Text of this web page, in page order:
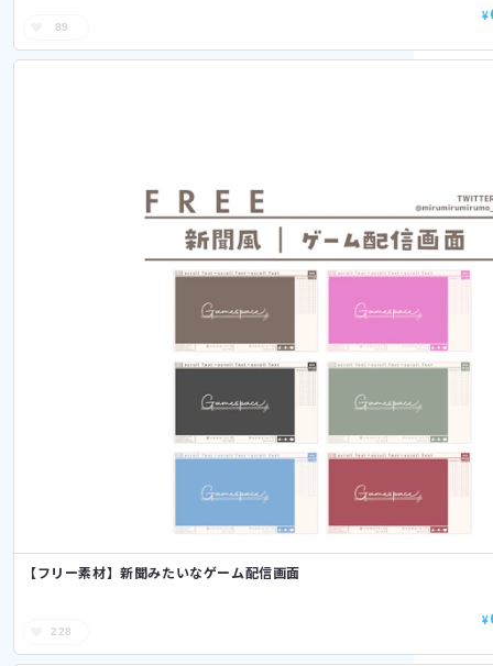
89
¥
【フリー素材】新聞みたいなゲーム配信画面
228
¥